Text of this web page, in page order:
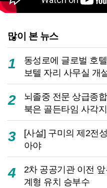
많이 본 뉴스
1
동성로에 글로벌 호
보텔 자리 사무실 개
2
뇌졸중 전문 상급종
북은 골든타임 사각
3
[사설] 구미의 제2전
아야
4
2차 공공기관 이전
계형 유치 승부수